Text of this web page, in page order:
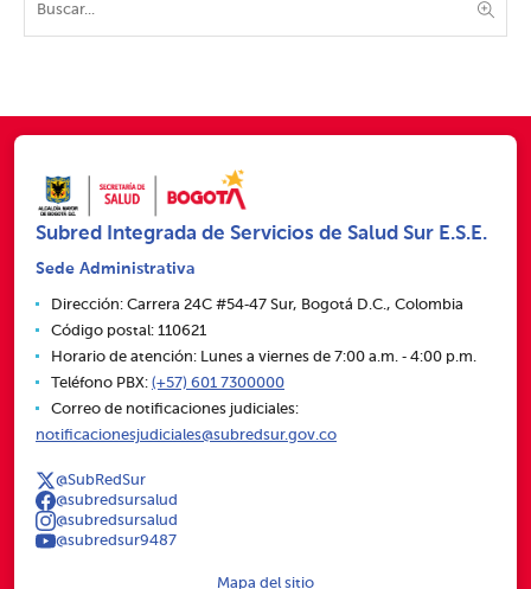
Subred Integrada de Servicios de Salud Sur E.S.E.
Sede Administrativa
Dirección: Carrera 24C #54‑47 Sur, Bogotá D.C., Colombia
Código postal: 110621
Horario de atención: Lunes a viernes de 7:00 a.m. ‑ 4:00 p.m.
Teléfono PBX: (+57) 601 7300000
Correo de notificaciones judiciales:
notificacionesjudiciales@subredsur.gov.co
@SubRedSur
@subredsursalud
@subredsursalud
@subredsur9487
Mapa del sitio